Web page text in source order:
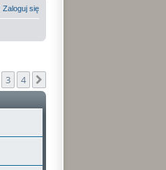
Zaloguj się
3 4